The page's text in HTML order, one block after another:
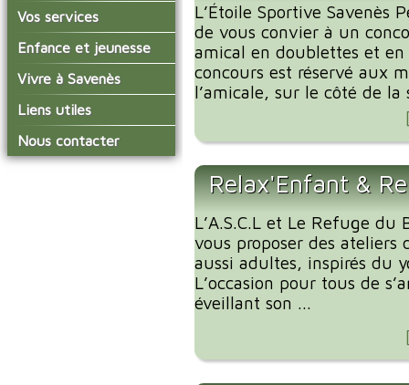
Savenès en chiffre
L'histoire du village
Actualités de Savenès
sur ladepeche.fr
Vos élus
Les compte-rendus du
conseil municipal
Les commissions
Les diverses
délégations/syndicats
L'urbanisme
Vos services
La mairie
Le service technique
Les services de l'école
Les installations
municipales
La collecte des ordures
Enfance et jeunesse
L'école primaire
La garderie et la cantine
Le temps périscolaire
La petite enfance
Vivre à Savenès
Agenda Salle des Fetes
Liens utiles
Communauté de
Communes Grand Sud
Tarn et Garonne
Nous contacter
L’Étoile Sportive Savenès
de vous convier à un
amical en doublettes et en
concours est réservé aux
l’amicale, sur le côté de la
Relax'Enfant &
L’A.S.C.L et Le Refuge
vous proposer des
aussi adultes, inspirés du
L’occasion pour tous de
éveillant son ...